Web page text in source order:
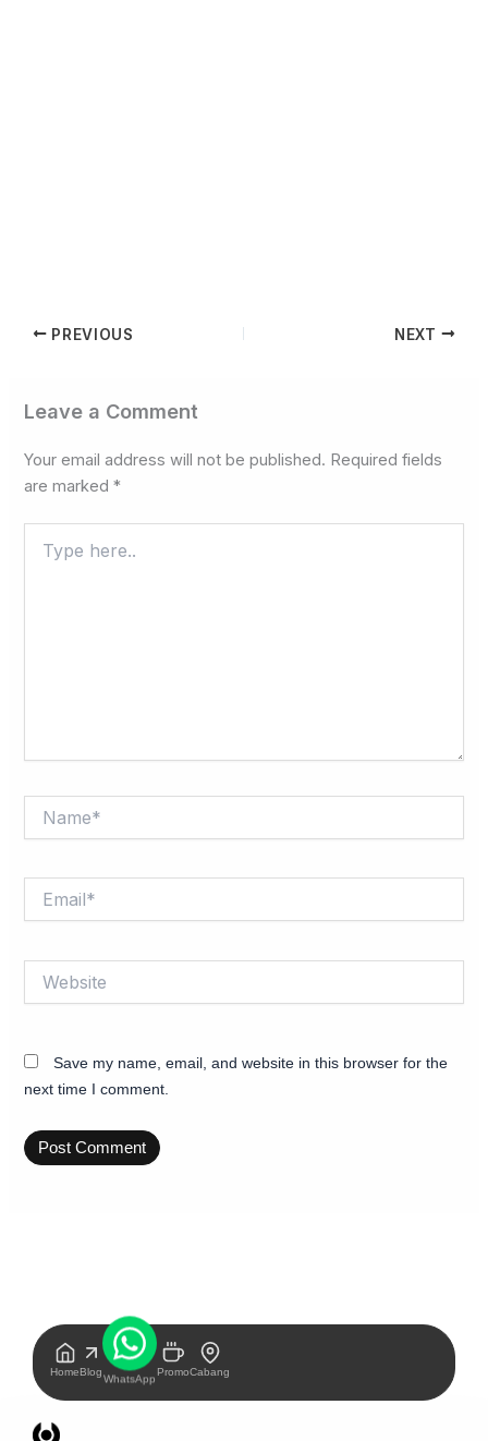
PREVIOUS NEXT
Leave a Comment
Your email address will not be published. Required fields
are marked*
here..
Save my name, email, and website in this browser for the
next time I comment.
HomeBlog
WhatsApp
PromoCabang